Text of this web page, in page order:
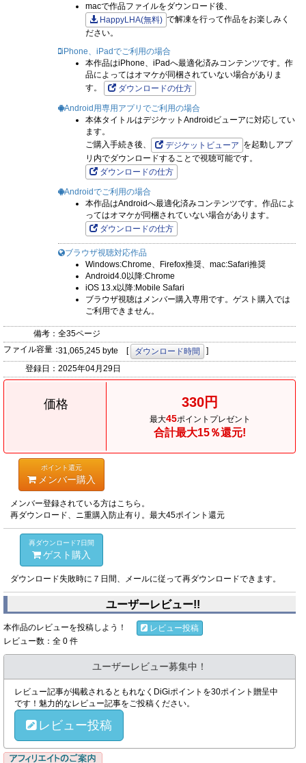
macで作品ファイルをダウンロード後、
HappyLHA(無料) で解凍を行って作品をお楽しみく
ださい。
iPhone、iPadでご利用の場合
本作品はiPhone、iPadへ最適化済みコンテンツです。作
品によってはオマケが同梱されていない場合がありま
す。
ダウンロードの仕方
Android用専用アプリでご利用の場合
本体タイトルはデジケットAndroidビューアに対応してい
ます。
ご購入手続き後、
デジケットビューア を起動しアプ
リ内でダウンロードすることで視聴可能です。
ダウンロードの仕方
Androidでご利用の場合
本作品はAndroidへ最適化済みコンテンツです。作品によ
ってはオマケが同梱されていない場合があります。
ダウンロードの仕方
ブラウザ視聴対応作品
Windows:Chrome、Firefox推奨、mac:Safari推奨
Android4.0以降:Chrome
iOS 13.x以降:Mobile Safari
ブラウザ視聴はメンバー購入専用です。ゲスト購入では
ご利用できません。
備考： 全35ページ
ファイル容量：31,065,245 byte [ ダウンロード時間
]
登録日： 2025年04月29日
価格 330円
最大45ポイントプレゼント
合計最大15％還元!
ポイント還元
メンバー購入
メンバー登録されている方はこちら。
再ダウンロード、ニ重購入防止有り。最大45ポイント還元
再ダウンロード7日間
ゲスト購入
ダウンロード失敗時に７日間、メールに従って再ダウンロードできます。
ユーザーレビュー!!
本作品のレビューを投稿しよう！
レビュー投稿
レビュー数：全 0 件
ユーザーレビュー募集中！
レビュー記事が掲載されるともれなくDiGiポイントを30ポイント贈呈中
です！魅力的なレビュー記事をご投稿ください。
レビュー投稿